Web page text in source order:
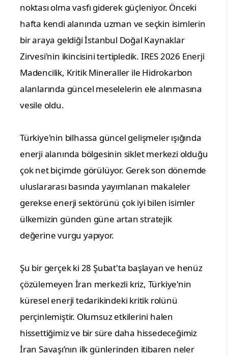
noktası olma vasfı giderek güçleniyor. Önceki
hafta kendi alanında uzman ve seçkin isimlerin
bir araya geldiği İstanbul Doğal Kaynaklar
Zirvesi'nin ikincisini tertipledik. IRES 2026 Enerji
Madencilik, Kritik Mineraller ile Hidrokarbon
alanlarında güncel meselelerin ele alınmasına
vesile oldu.
Türkiye'nin bilhassa güncel gelişmeler ışığında
enerji alanında bölgesinin siklet merkezi olduğu
çok net biçimde görülüyor. Gerek son dönemde
uluslararası basında yayımlanan makaleler
gerekse enerji sektörünü çok iyi bilen isimler
ülkemizin günden güne artan stratejik
değerine vurgu yapıyor.
Şu bir gerçek ki 28 Şubat'ta başlayan ve henüz
çözülemeyen İran merkezli kriz, Türkiye'nin
küresel enerji tedarikindeki kritik rolünü
perçinlemiştir. Olumsuz etkilerini halen
hissettiğimiz ve bir süre daha hissedeceğimiz
İran Savaşı’nın ilk günlerinden itibaren neler